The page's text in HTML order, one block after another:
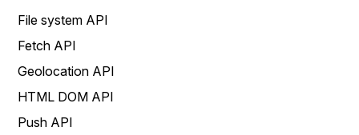
File system API
Fetch API
Geolocation API
HTML DOM API
Push API